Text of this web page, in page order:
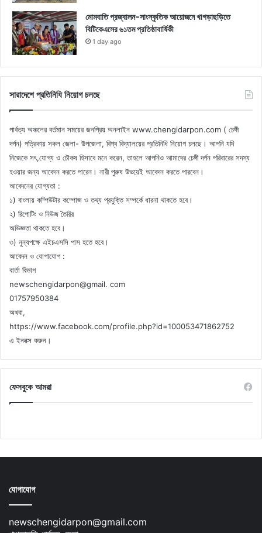
মোমবাতি প্রজ্বালন-সাংস্কৃতিক আয়োজনে খাগড়াছড়িতে
বিটিকেএসের ৬১তম প্রতিষ্ঠাবার্ষিকী
1 day ago
সারাদেশে প্রতিনিধি নিয়োগ চলছে
পার্বত্য অঞ্চলের বর্তমান সময়ের জনপ্রিয় অনলাইন www.chengidarpon.com ( চেঙ্গী
দর্পন) পত্রিকায় সকল জেলা- উপজেলা, বিশ্ব বিদ্যালয়ের প্রতিনিধি নিয়োগ চলছে। আপনি যদি
নিজেকে সৎ,যোগ্য ও চৌকষ হিসাবে মনে করেন, তাহলে আপনিও আমাদের চেঙ্গী দর্পন পরিবারের সদস্য
হওয়ার জন্য আবেদন করতে পারেন। নারী পুরুষ উভয়েই আবেদন করতে পারবেন।
আবেদনের যোগ্যতা :
১) বাংলায় কম্পিউটার কম্পোজ ও তথ্য প্রযুক্তি সম্পর্কে ধারনা থাকতে হবে।
২) রিপোটিং ও নিউজ তৈরির
অভিজ্ঞতা থাকতে হবে।
৩) নুন্যপক্ষে এইচএসসি পাস হতে হবে।
আবেদন ও যোগাযোগ :
বার্তা বিভাগ
newschengidarpon@gmail. com
01757950384
অথবা,
https://www.facebook.com/profile.php?id=100053471862752
এ ইনবক্স করুন।
ফেসবুকে আমরা
যোগাযোগ
newschengidarpon@gmail.com